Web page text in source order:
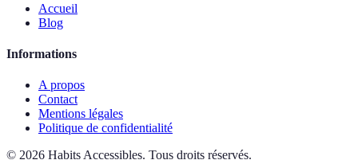
Accueil
Blog
Informations
A propos
Contact
Mentions légales
Politique de confidentialité
© 2026 Habits Accessibles. Tous droits réservés.